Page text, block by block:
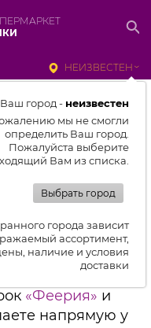
НЕИЗВЕСТЕН
Ваш город - неизвестен
мы не смогли
определить Ваш город.
Пожалуйста выберите
Вам из списка.
Выбрать город
города зависит
ассортимент,
наличие и условия
доставки
от Феерии –
–
в
«Феерия» и
напрямую у